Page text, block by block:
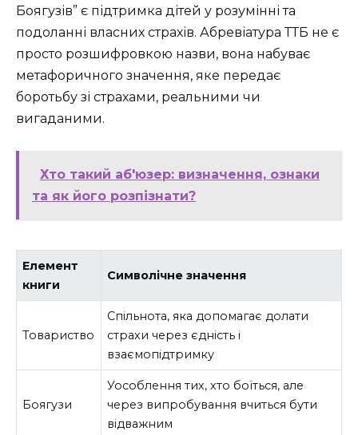
Боягузів” є підтримка дітей у розумінні та
подоланні власних страхів. Абревіатура ТТБ не є
просто розшифровкою назви, вона набуває
метафоричного значення, яке передає
боротьбу зі страхами, реальними чи
вигаданими.
Хто такий аб'юзер: визначення, ознаки
та як його розпізнати?
Елемент
книги
Символічне значення
Товариство
Спільнота, яка допомагає долати
страхи через єдність і
взаємопідтримку
Боягузи
Уособлення тих, хто боїться, але
через випробування вчиться бути
відважним